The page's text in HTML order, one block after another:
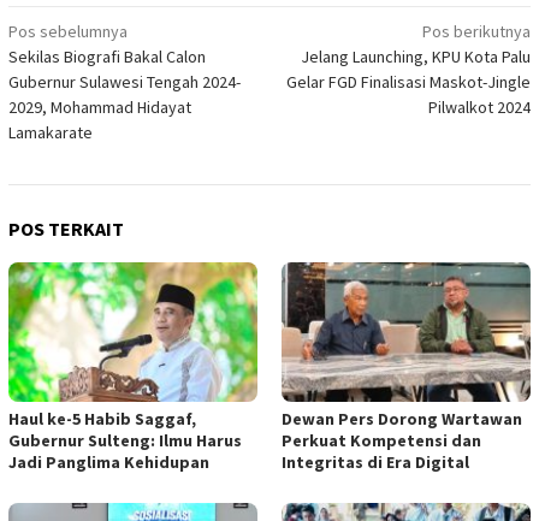
Navigasi
pos
Pos sebelumnya
Sekilas Biografi Bakal Calon
Gubernur Sulawesi Tengah 2024-
2029, Mohammad Hidayat
Lamakarate
Pos berikutnya
Jelang Launching, KPU Kota Palu
Gelar FGD Finalisasi Maskot-Jingle
Pilwalkot 2024
POS TERKAIT
Haul ke-5 Habib Saggaf,
Gubernur Sulteng: Ilmu Harus
Jadi Panglima Kehidupan
Dewan Pers Dorong Wartawan
Perkuat Kompetensi dan
Integritas di Era Digital